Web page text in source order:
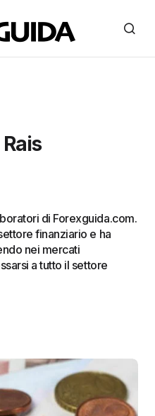
di Forexguida.com.
finanziario e ha
nei mercati
a tutto il settore